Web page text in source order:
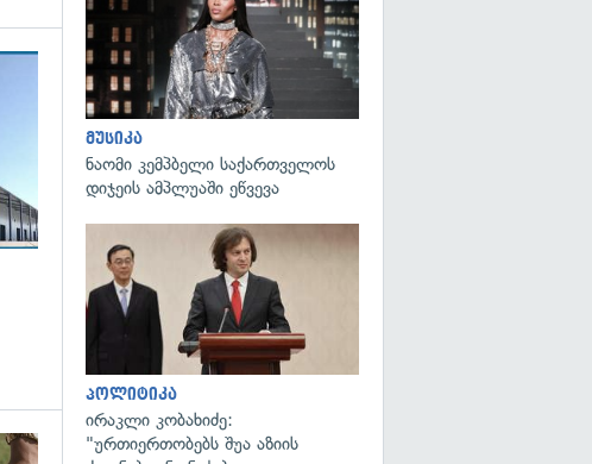
გადახედვა
მუსიკა
ნაომი კემპბელი საქართველოს
დიჯეის ამპლუაში ეწვევა
პოლიტიკა
ირაკლი კობახიძე:
"ურთიერთობებს შუა აზიის